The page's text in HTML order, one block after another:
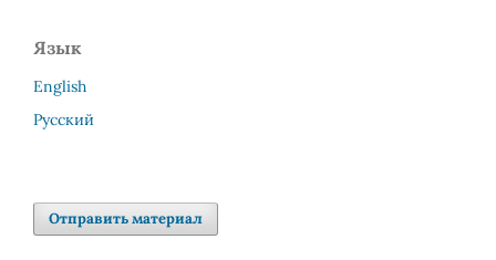
Язык
English
Русский
Отправить материал